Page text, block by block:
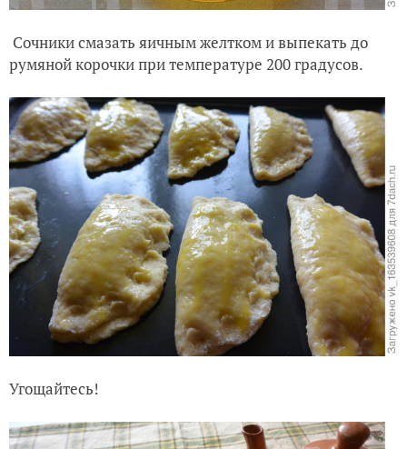
Сочники смазать яичным желтком и выпекать до
румяной корочки при температуре 200 градусов.
Угощайтесь!